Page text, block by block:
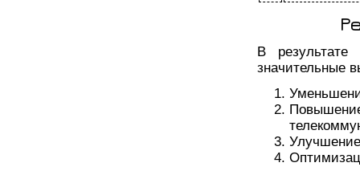
В результате
значительные